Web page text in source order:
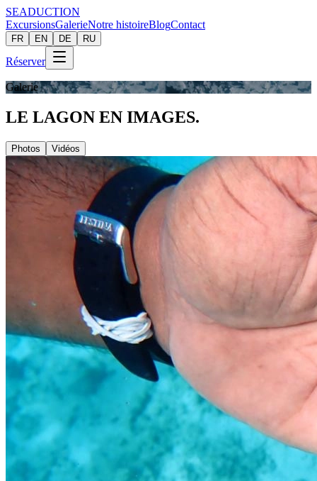
SEADUCTION
ExcursionsGalerieNotre histoireBlogContact
FR EN DE RU
Réserver
Galerie
LE LAGON EN IMAGES.
Photos Vidéos